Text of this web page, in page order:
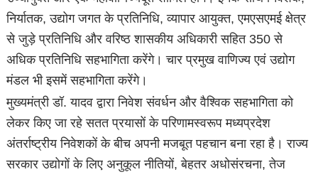
निर्यातक, उद्योग जगत के प्रतिनिधि, व्यापार आयुक्त, एमएसएमई क्षेत्र
से जुड़े प्रतिनिधि और वरिष्ठ शासकीय अधिकारी सहित 350 से
अधिक प्रतिनिधि सहभागिता करेंगे। चार प्रमुख वाणिज्य एवं उद्योग
मंडल भी इसमें सहभागिता करेंगे।
मुख्यमंत्री डॉ. यादव द्वारा निवेश संवर्धन और वैश्विक सहभागिता को
लेकर किए जा रहे सतत प्रयासों के परिणामस्वरूप मध्यप्रदेश
अंतर्राष्ट्रीय निवेशकों के बीच अपनी मजबूत पहचान बना रहा है। राज्य
सरकार उद्योगों के लिए अनुकूल नीतियों, बेहतर अधोसंरचना, तेज